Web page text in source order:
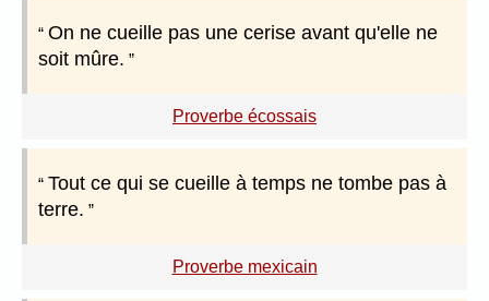
On ne cueille pas une cerise avant qu'elle ne
soit mûre.
Proverbe écossais
Tout ce qui se cueille à temps ne tombe pas à
terre.
Proverbe mexicain